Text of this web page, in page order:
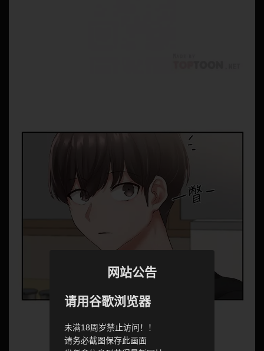
网站公告
请用谷歌浏览器
未满18周岁禁止访问！！
请务必截图保存此画面